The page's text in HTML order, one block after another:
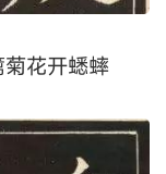
菊花开蟋蟀